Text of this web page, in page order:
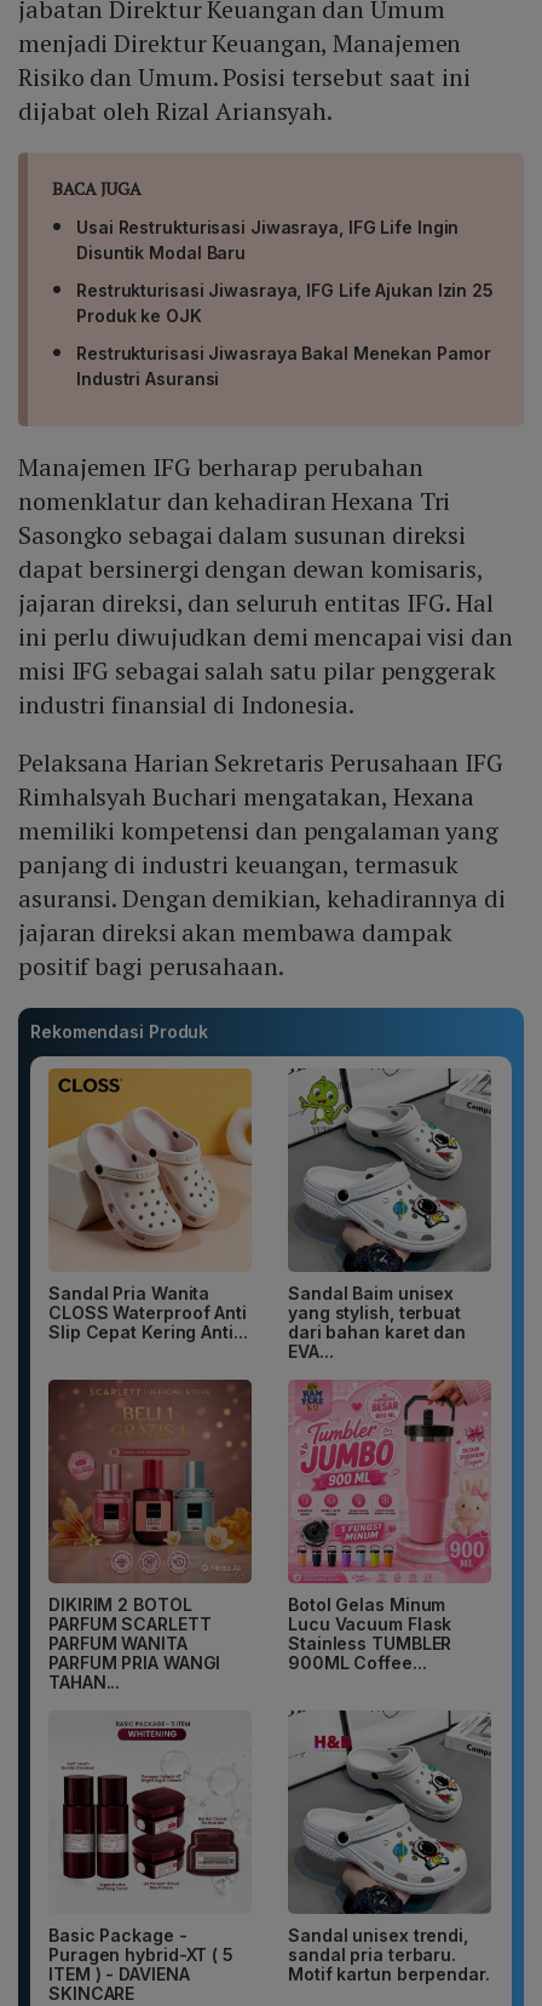
jabatan Direktur Keuangan dan Umum
menjadi Direktur Keuangan, Manajemen
Risiko dan Umum. Posisi tersebut saat ini
dijabat oleh Rizal Ariansyah.
BACA JUGA
Usai Restrukturisasi Jiwasraya, IFG Life Ingin
Disuntik Modal Baru
Restrukturisasi Jiwasraya, IFG Life Ajukan Izin 25
Produk ke OJK
Restrukturisasi Jiwasraya Bakal Menekan Pamor
Industri Asuransi
Manajemen IFG berharap perubahan
nomenklatur dan kehadiran Hexana Tri
Sasongko sebagai dalam susunan direksi
dapat bersinergi dengan dewan komisaris,
jajaran direksi, dan seluruh entitas IFG. Hal
ini perlu diwujudkan demi mencapai visi dan
misi IFG sebagai salah satu pilar penggerak
industri finansial di Indonesia.
Pelaksana Harian Sekretaris Perusahaan IFG
Rimhalsyah Buchari mengatakan, Hexana
memiliki kompetensi dan pengalaman yang
panjang di industri keuangan, termasuk
asuransi. Dengan demikian, kehadirannya di
jajaran direksi akan membawa dampak
positif bagi perusahaan.
Rekomendasi Produk
Sandal Pria Wanita
CLOSS Waterproof Anti
Slip Cepat Kering Anti...
Sandal Baim unisex
yang stylish, terbuat
dari bahan karet dan
EVA...
DIKIRIM 2 BOTOL
PARFUM SCARLETT
PARFUM WANITA
PARFUM PRIA WANGI
TAHAN...
Botol Gelas Minum
Lucu Vacuum Flask
Stainless TUMBLER
900ML Coffee...
Basic Package -
Puragen hybrid-XT ( 5
ITEM ) - DAVIENA
SKINCARE
Sandal unisex trendi,
sandal pria terbaru.
Motif kartun berpendar.